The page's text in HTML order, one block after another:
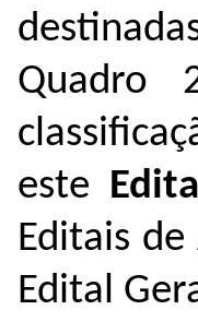
Quadro
este
Editais
Edital